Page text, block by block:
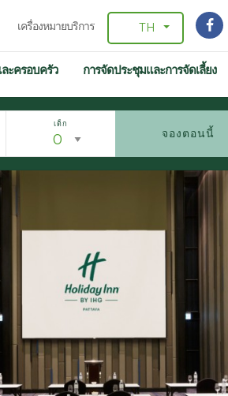
เครื่องหมายบริการ TH
ะครอบครัว การจัดประชุมและการจัดเลี้ยง
เด็ก
จองตอนนี้